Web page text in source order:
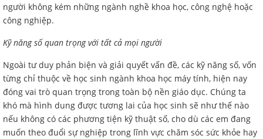
người không kém những ngành nghề khoa học, công nghệ hoặc
công nghiệp.
Kỹ năng số quan trọng với tất cả mọi người
Ngoài tư duy phản biện và giải quyết vấn đề, các kỹ năng số, vốn
từng chỉ thuộc về học sinh ngành khoa học máy tính, hiện nay
đóng vai trò quan trọng trong toàn bộ nền giáo dục. Chúng ta
khó mà hình dung được tương lai của học sinh sẽ như thế nào
nếu không có các phương tiện kỹ thuật số, cho dù các em đang
muốn theo đuổi sự nghiệp trong lĩnh vực chăm sóc sức khỏe hay